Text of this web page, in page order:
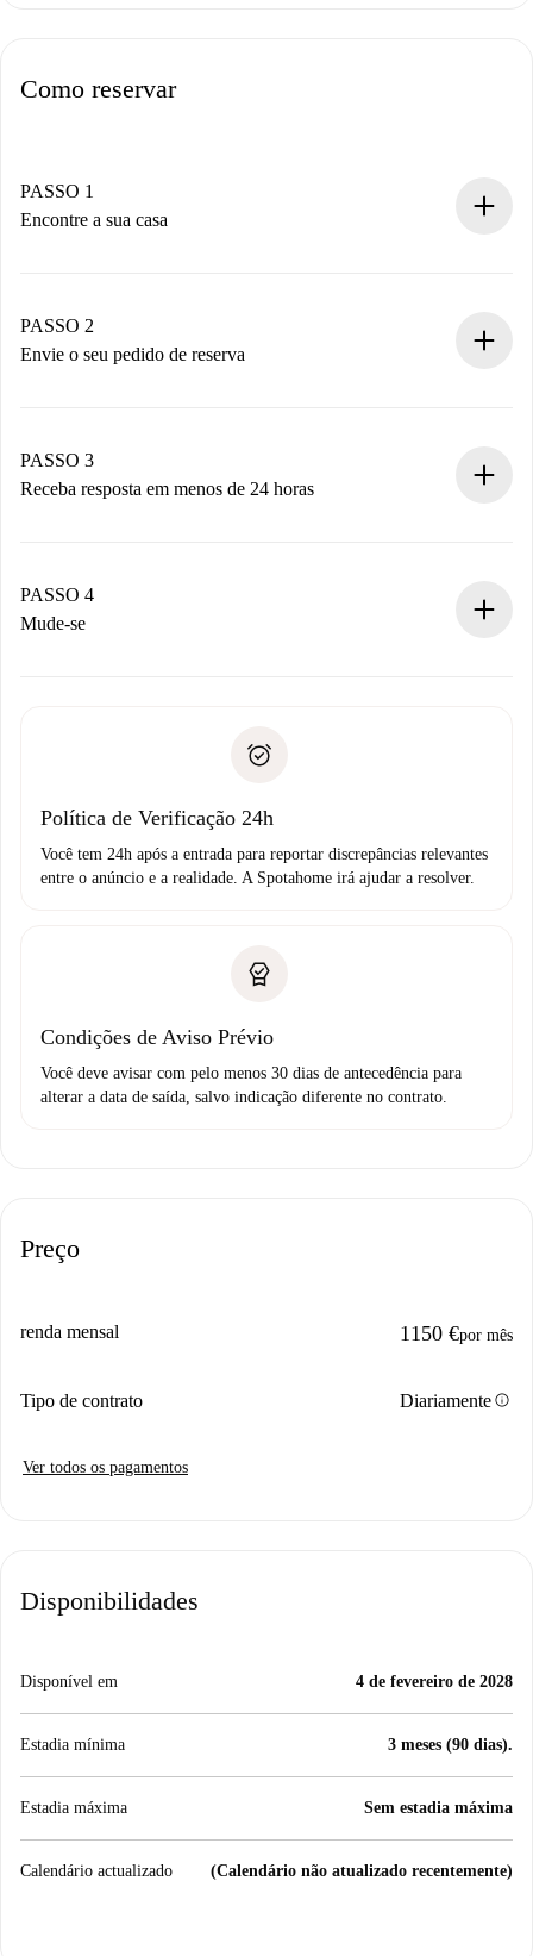
Como reservar
PASSO 1
Encontre a sua casa
Você tem todas as informações necessárias
antecipadamente.
PASSO 2
Envie o seu pedido de reserva
Não cobramos nada até que o proprietário confirme.
PASSO 3
Receba resposta em menos de 24 horas
proprietário.
Se recusada: não cobraremos nada e ofereceremos
Débito direto bancário
PASSO 4
Mude-se
não comunicar nenhum problema.
Política de Verificação 24h
Você tem 24h após a entrada para reportar discrepâncias relevantes
entre o anúncio e a realidade. A Spotahome irá ajudar a resolver.
Condições de Aviso Prévio
Você deve avisar com pelo menos 30 dias de antecedência para
alterar a data de saída, salvo indicação diferente no contrato.
Preço
renda mensal 1150 €por mês
Tipo de contrato Diariamenteinfo
Ver todos os pagamentos
Disponibilidades
Disponível em 4 de fevereiro de 2028
Estadia mínima 3 meses (90 dias).
Estadia máxima Sem estadia máxima
Calendário actualizado (Calendário não atualizado recentemente)